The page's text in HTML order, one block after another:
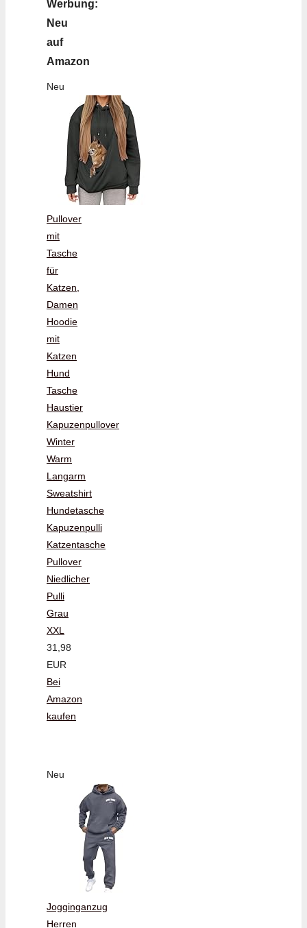
Werbung:
Neu
auf
Amazon
Neu
Pullover
mit
Tasche
für
Katzen,
Damen
Hoodie
mit
Katzen
Hund
Tasche
Haustier
Kapuzenpullover
Winter
Warm
Langarm
Sweatshirt
Hundetasche
Kapuzenpulli
Katzentasche
Pullover
Niedlicher
Pulli
Grau
XXL
31,98
EUR
Bei
Amazon
kaufen
Neu
Jogginganzug
Herren